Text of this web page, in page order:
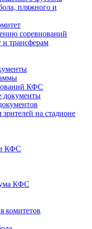
пляжного и
соревнований
и трансферам
КФС
документы
на стадионе
КФС
КФС
комитетов